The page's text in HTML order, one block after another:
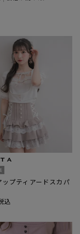
ップティアードスカパ
込